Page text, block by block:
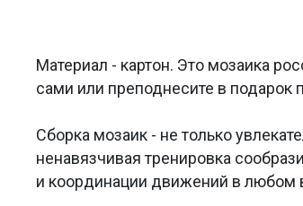
Материал - картон. Это мозаика
сами или преподнесите в подарок
Сборка мозаик - не только
ненавязчивая тренировка
и координации движений в любом